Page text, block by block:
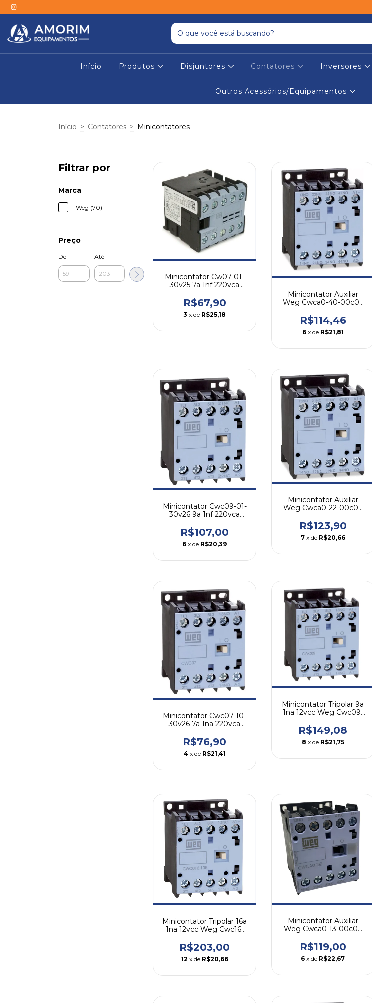
Início Produtos Disjuntores Contatores Inversores
Outros Acessórios/Equipamentos
Início > Contatores > Minicontatores
Filtrar por
Marca
Weg (70)
Preço
De Até
Minicontator Cw07-01-
30v25 7a 1nf 220vca
R$67,90
3 x de R$25,18
Minicontator Auxiliar
Weg Cwca0-40-00c03
R$114,46
6 x de R$21,81
Minicontator Cwc09-01-
30v26 9a 1nf 220vca
R$107,00
6 x de R$20,39
Minicontator Auxiliar
Weg Cwca0-22-00c03
R$123,90
7 x de R$20,66
Minicontator Cwc07-10-
30v26 7a 1na 220vca
R$76,90
4 x de R$21,41
Minicontator Tripolar 9a
1na 12vcc Weg Cwc09-
R$149,08
8 x de R$21,75
Minicontator Tripolar 16a
1na 12vcc Weg Cwc16-
R$203,00
12 x de R$20,66
Minicontator Auxiliar
Weg Cwca0-13-00c03
R$119,00
6 x de R$22,67